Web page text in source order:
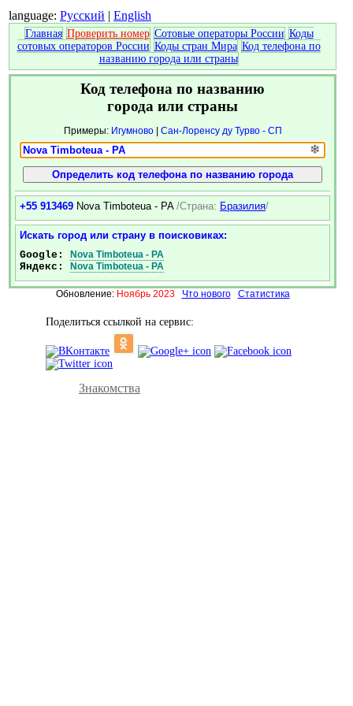
language: Русский | English
Главная Проверить номер Сотовые операторы России Коды
сотовых операторов России Коды стран Мира Код телефона по
названию города или страны
Код телефона по названию
города или страны
Примеры: Игумново| Сан-Лоренсу ду Турво - СП
❄
+55 913469 Nova Timboteua - PA /Страна: Бразилия/
Искать город или страну в поисковиках:
Google: Nova Timboteua - PA
Яндекс: Nova Timboteua - PA
Обновление: Ноябрь 2023 Что нового Статистика
Поделиться ссылкой на сервис:
Знакомства